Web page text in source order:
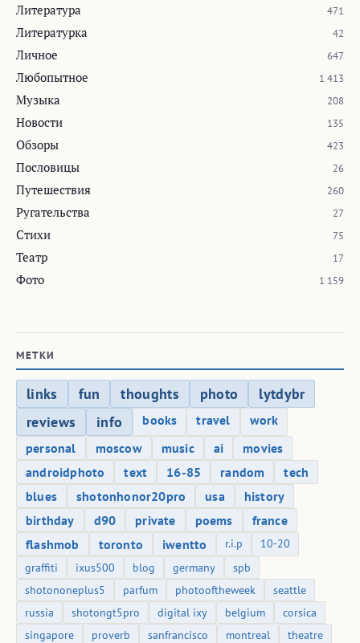
Литература 471
Литературка 42
Личное 647
Любопытное 1 413
Музыка 208
Новости 135
Обзоры 423
Пословицы 26
Путешествия 260
Ругательства 27
Стихи 75
Театр 17
Фото 1 159
МЕТКИ
links fun thoughts photo
lytdybr
reviews
info books travel
work
personal
moscow music ai
movies
androidphoto
text 16-85 random
tech
blues
shotonhonor20pro usa
history
birthday
d90 private poems
france
flashmob
toronto iwentto r.i.p
10-20
graffiti
ixus500 blog germany
spb
shotononeplus5
parfum photooftheweek
seattle
russia
shotongt5pro digital ixy belgium
corsica
singapore
proverb sanfrancisco montreal
theatre